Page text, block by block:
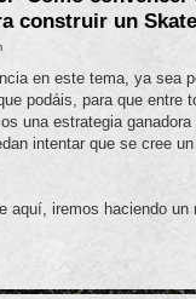
construir un
en este tema, ya sea
podáis, para que entre
una estrategia
intentar que se cree
aquí, iremos haciendo un